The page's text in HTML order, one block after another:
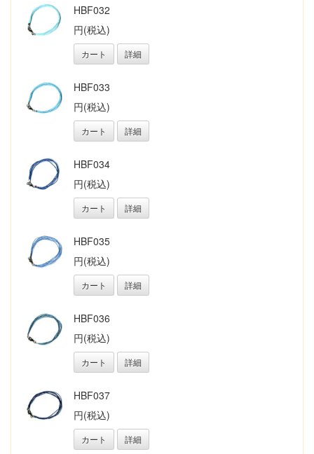
HBF032
円(税込)
カート 詳細
HBF033
円(税込)
カート 詳細
HBF034
円(税込)
カート 詳細
HBF035
円(税込)
カート 詳細
HBF036
円(税込)
カート 詳細
HBF037
円(税込)
カート 詳細